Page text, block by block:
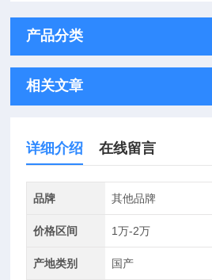
产品分类
相关文章
详细介绍 在线留言
品牌 其他品牌
价格区间 1万-2万
产地类别 国产